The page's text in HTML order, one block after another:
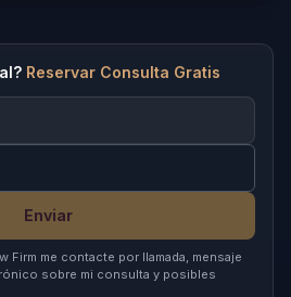
Reservar Consulta Gratis
Enviar
Firm me contacte por llamada, mensaje
sobre mi consulta y posibles